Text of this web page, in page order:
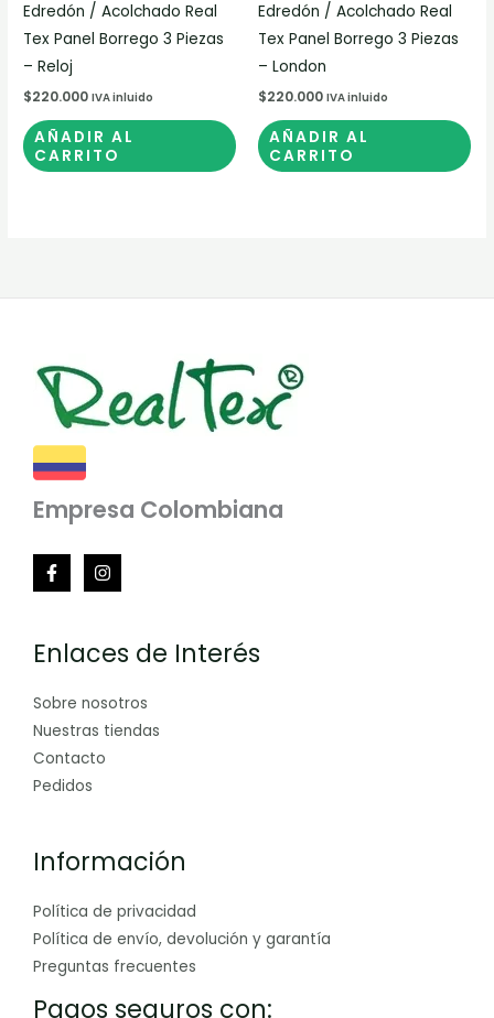
Edredón / Acolchado Real
Tex Panel Borrego 3 Piezas
– Reloj
$220.000 IVA inluido
AÑADIR AL
CARRITO
Edredón / Acolchado Real
Tex Panel Borrego 3 Piezas
– London
$220.000 IVA inluido
AÑADIR AL
CARRITO
Empresa Colombiana
Enlaces de Interés
Sobre nosotros
Nuestras tiendas
Contacto
Pedidos
Información
Política de privacidad
Política de envío, devolución y garantía
Preguntas frecuentes
Pagos seguros con: